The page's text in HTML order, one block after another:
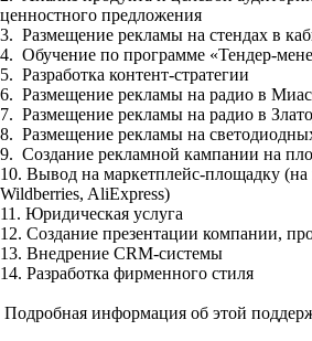
ценностного предложения
3. Размещение рекламы на стендах в
4. Обучение по программе «Тендер-
5. Разработка контент-стратегии
6. Размещение рекламы на радио в
7. Размещение рекламы на радио в
8. Размещение рекламы на
9. Создание рекламной кампании на
10. Вывод на маркетплейс-площадку
Wildberries, AliExpress)
11. Юридическая услуга
12. Создание презентации компании,
13. Внедрение CRM-системы
14. Разработка фирменного стиля
Подробная информация об этой